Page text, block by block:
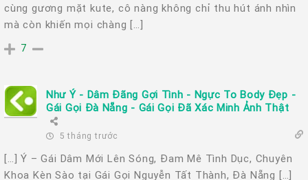
cùng gương mặt kute, cô nàng không chỉ thu hút ánh nhìn
mà còn khiến mọi chàng […]
7
Như Ý - Dâm Đãng Gợi Tình - Ngực To Body Đẹp -
Gái Gọi Đà Nẵng - Gái Gọi Đã Xác Minh Ảnh Thật
5 tháng trước
[…] Ý – Gái Dâm Mới Lên Sóng, Đam Mê Tình Dục, Chuyên
Khoa Kèn Sào tại Gái Gọi Nguyễn Tất Thành, Đà Nẵng […]